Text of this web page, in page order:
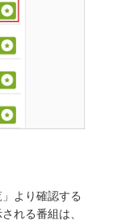
より確認する
れる番組は、